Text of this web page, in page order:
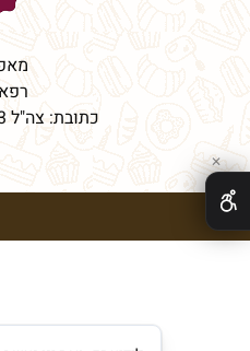
כתובת: צה"ל 33 שדרות (מול בנק פועלים)
✕